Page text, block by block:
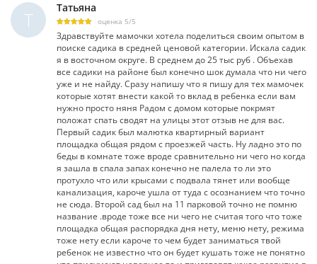
Т
Татьяна
оценка 5/5
Здравствуйте мамочки хотела поделиться своим опытом в
поиске садика в средней ценовой категории. Искала садик
я в восточном округе. В среднем до 25 тыс руб . Объехав
все садики на районе был конечно шок думала что ни чего
уже и не найду. Сразу напишу что я пишу для тех мамочек
которые хотят внести какой то вклад в ребенка если вам
нужно просто няня Радом с домом которые покрмят
положат спать сводят на улицы этот отзыв не для вас.
Первый садик был малютка квартирный вариант
площадка общая рядом с проезжей часть. Ну ладно это по
беды в комнате тоже вроде сравнительно ни чего но когда
я зашла в спала запах конечно не палела то ли это
протухло что или крысами с подвала тянет или вообще
канализация, кароче ушла от туда с осознанием что точно
не сюда. Второй сад был на 11 парковой точно не помню
название .вроде тоже все ни чего не считая того что тоже
площадка общая распорядка дня нету, меню нету, режима
тоже нету если кароче то чем будет заниматься твой
ребенок не известно что он будет кушать тоже не понятно